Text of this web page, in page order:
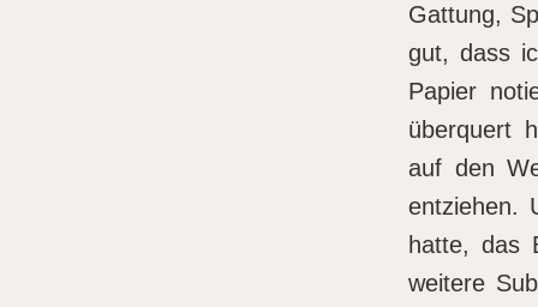
Gattung,
gut, dass
Papier
überquert
auf den
entziehen.
hatte, das
weitere